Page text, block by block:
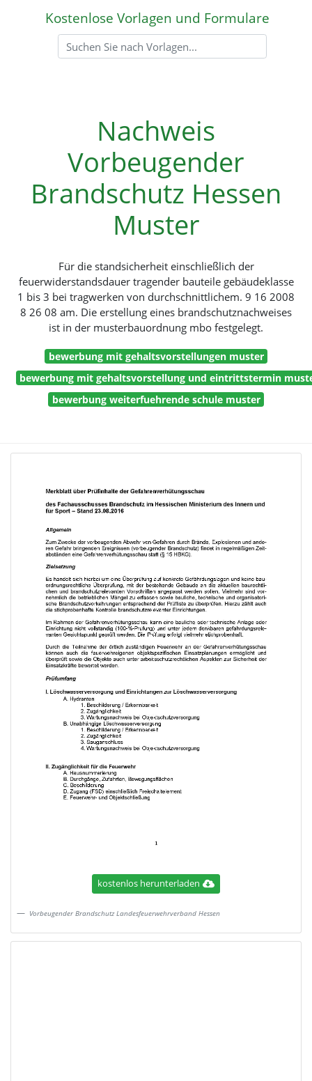
Kostenlose Vorlagen und Formulare
Nachweis
Vorbeugender
Brandschutz Hessen
Muster
Für die standsicherheit einschließlich der
feuerwiderstandsdauer tragender bauteile gebäudeklasse
1 bis 3 bei tragwerken von durchschnittlichem. 9 16 2008
8 26 08 am. Die erstellung eines brandschutznachweises
ist in der musterbauordnung mbo festgelegt.
bewerbung mit gehaltsvorstellungen muster
bewerbung mit gehaltsvorstellung und eintrittstermin
bewerbung weiterfuehrende schule muster
kostenlos herunterladen
Vorbeugender Brandschutz Landesfeuerwehrverband Hessen